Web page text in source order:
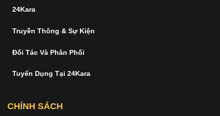
24Kara
Truyền Thông & Sự Kiện
Đối Tác Và Phân Phối
Tuyển Dụng Tại 24Kara
CHÍNH SÁCH